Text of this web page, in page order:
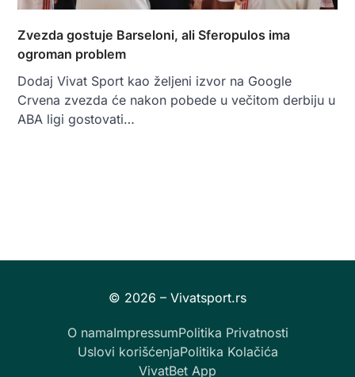
Zvezda gostuje Barseloni, ali Sferopulos ima
ogroman problem
Dodaj Vivat Sport kao željeni izvor na Google
Crvena zvezda će nakon pobede u večitom derbiju u
ABA ligi gostovati…
O namaImpressumPolitika Privatnosti
Uslovi korišćenjaPolitika Kolačića
VivatBet App